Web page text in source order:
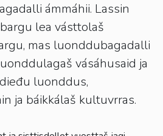
ámmáhii. Lassin
lea vásttolaš
mas luonddubagadalli
vásáhusaid ja
luonddus,
ja báikkálaš kultuvrras.